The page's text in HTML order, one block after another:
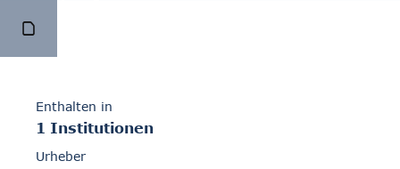
Enthalten in
1 Institutionen
Urheber